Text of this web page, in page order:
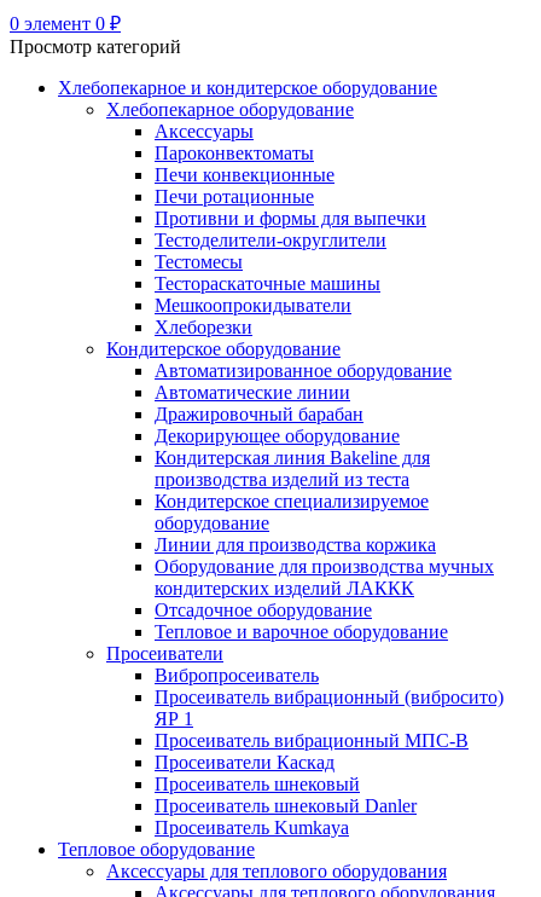
0 элемент 0 ₽
Просмотр категорий
Хлебопекарное и кондитерское оборудование
Хлебопекарное оборудование
Аксессуары
Пароконвектоматы
Печи конвекционные
Печи ротационные
Противни и формы для выпечки
Тестоделители-округлители
Тестомесы
Тестораскаточные машины
Мешкоопрокидыватели
Хлеборезки
Кондитерское оборудование
Автоматизированное оборудование
Автоматические линии
Дражировочный барабан
Декорирующее оборудование
Кондитерская линия Bakeline для
производства изделий из теста
Кондитерское специализируемое
оборудование
Линии для производства коржика
Оборудование для производства мучных
кондитерских изделий ЛАККК
Отсадочное оборудование
Тепловое и варочное оборудование
Просеиватели
Вибропросеиватель
Просеиватель вибрационный (вибросито)
ЯР 1
Просеиватель вибрационный МПС-В
Просеиватели Каскад
Просеиватель шнековый
Просеиватель шнековый Danler
Просеиватель Kumkaya
Тепловое оборудование
Аксессуары для теплового оборудования
Аксессуары для теплового оборудования